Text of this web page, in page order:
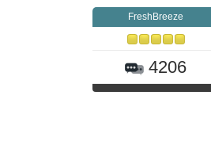
FreshBreeze
4206